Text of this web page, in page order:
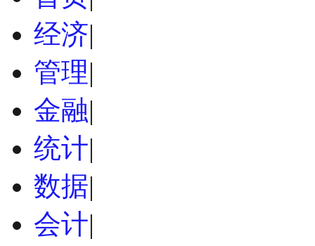
经济|
管理|
金融|
统计|
数据|
会计|